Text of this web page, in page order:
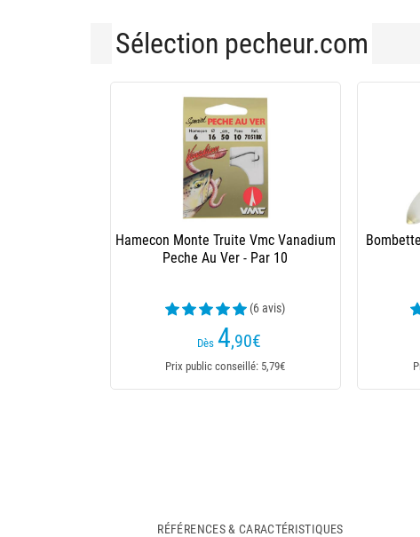
Sélection pecheur.com
RÉFÉRENCES & CARACTÉRISTIQUES